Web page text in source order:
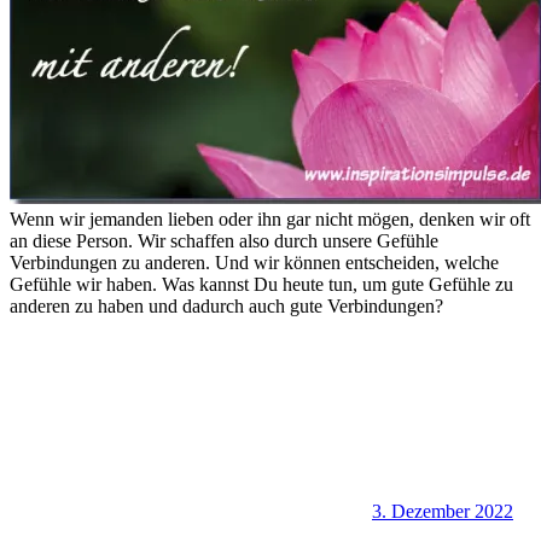
Wenn wir jemanden lieben oder ihn gar nicht mögen, denken wir oft
an diese Person. Wir schaffen also durch unsere Gefühle
Verbindungen zu anderen. Und wir können entscheiden, welche
Gefühle wir haben. Was kannst Du heute tun, um gute Gefühle zu
anderen zu haben und dadurch auch gute Verbindungen?
3. Dezember 2022